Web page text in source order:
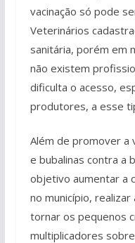
vacinação só pode
Veterinários
sanitária, porém em
não existem
dificulta o acesso,
produtores, a esse
Além de promover a
e bubalinas contra a
objetivo aumentar a
no município,
tornar os pequenos
multiplicadores